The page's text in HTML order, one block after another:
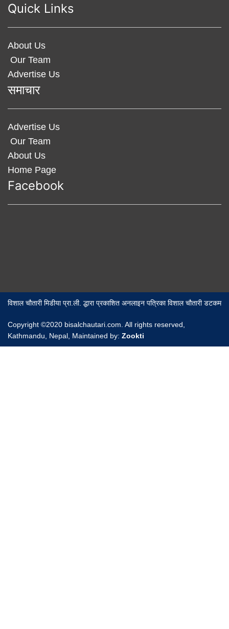
Quick Links
About Us
Our Team
Advertise Us
समाचार
Advertise Us
Our Team
About Us
Home Page
Facebook
विशाल चौतारी मिडीया प्रा.ली. द्धारा प्रकाशित अनलाइन पत्रिका विशाल चौतारी डटकम
Copyright ©2020 bisalchautari.com. All rights reserved,
Kathmandu, Nepal, Maintained by: Zookti